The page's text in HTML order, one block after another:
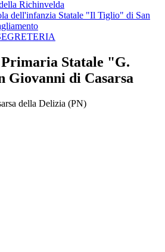
Richinvelda
dell'infanzia Statale "Il Tiglio" di San
Statale "G.
Giovanni di Casarsa
della Delizia (PN)